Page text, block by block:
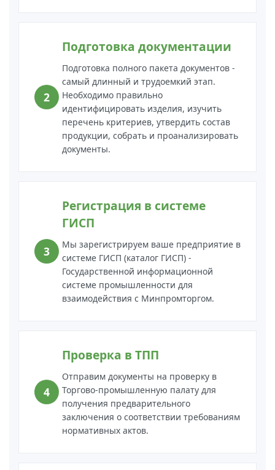
Подготовка документации
Подготовка полного пакета документов -
самый длинный и трудоемкий этап.
Необходимо правильно
идентифицировать изделия, изучить
перечень критериев, утвердить состав
продукции, собрать и проанализировать
документы.
Регистрация в системе
ГИСП
Мы зарегистрируем ваше предприятие в
системе ГИСП (каталог ГИСП) -
Государственной информационной
системе промышленности для
взаимодействия с Минпромторгом.
Проверка в ТПП
Отправим документы на проверку в
Торгово-промышленную палату для
получения предварительного
заключения о соответствии требованиям
нормативных актов.